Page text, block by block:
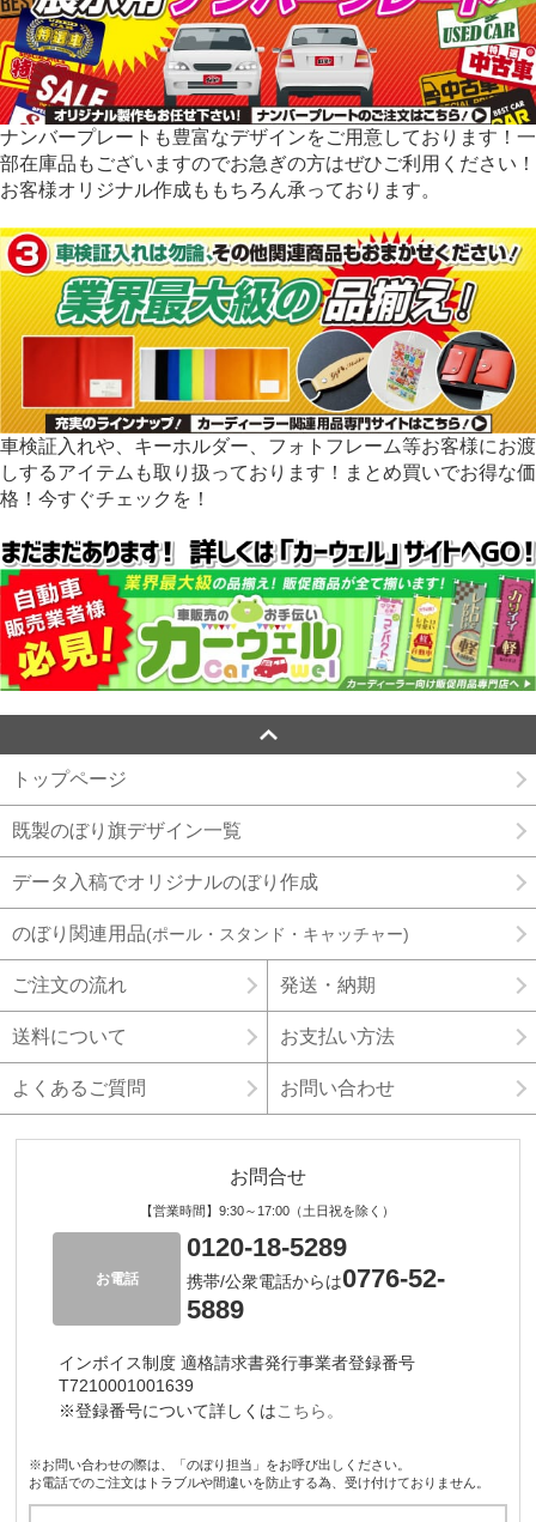
ナンバープレートも豊富なデザインをご用意しております！一
部在庫品もございますのでお急ぎの方はぜひご利用ください！
お客様オリジナル作成ももちろん承っております。
車検証入れや、キーホルダー、フォトフレーム等お客様にお渡
しするアイテムも取り扱っております！まとめ買いでお得な価
格！今すぐチェックを！
トップページ
既製のぼり旗デザイン一覧
データ入稿でオリジナルのぼり作成
のぼり関連用品(ポール・スタンド・キャッチャー)
ご注文の流れ 発送・納期
送料について お支払い方法
よくあるご質問 お問い合わせ
お問合せ
【営業時間】9:30～17:00（土日祝を除く）
お電話
0120-18-5289
携帯/公衆電話からは0776-52-
5889
インボイス制度 適格請求書発行事業者登録番号
T7210001001639
※登録番号について詳しくはこちら。
※お問い合わせの際は、「のぼり担当」をお呼び出しください。
お電話でのご注文はトラブルや間違いを防止する為、受け付けておりません。